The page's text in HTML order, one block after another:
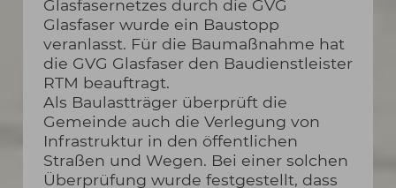
Glasfasernetzes durch die GVG
Glasfaser wurde ein Baustopp
veranlasst. Für die Baumaßnahme hat
die GVG Glasfaser den Baudienstleister
RTM beauftragt.
Als Baulastträger überprüft die
Gemeinde auch die Verlegung von
Infrastruktur in den öffentlichen
Straßen und Wegen. Bei einer solchen
Überprüfung wurde festgestellt, dass